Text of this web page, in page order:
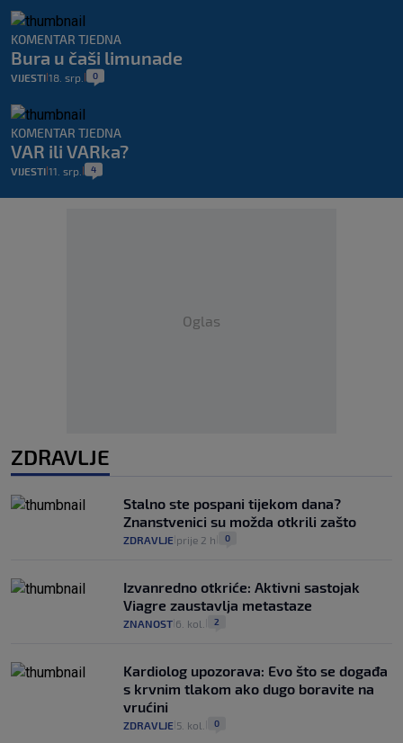
KOMENTAR TJEDNA
Bura u čaši limunade
VIJESTI 18. srp. 0
KOMENTAR TJEDNA
VAR ili VARka?
VIJESTI 11. srp. 4
Oglas
ZDRAVLJE
Stalno ste pospani tijekom dana?
Znanstvenici su možda otkrili zašto
ZDRAVLJE prije 2 h 0
Izvanredno otkriće: Aktivni sastojak
Viagre zaustavlja metastaze
ZNANOST 6. kol. 2
Kardiolog upozorava: Evo što se događa
s krvnim tlakom ako dugo boravite na
vrućini
ZDRAVLJE 5. kol. 0